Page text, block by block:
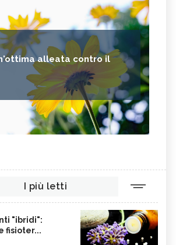
alleata contro il
I più letti
"ibridi":
fisioter...